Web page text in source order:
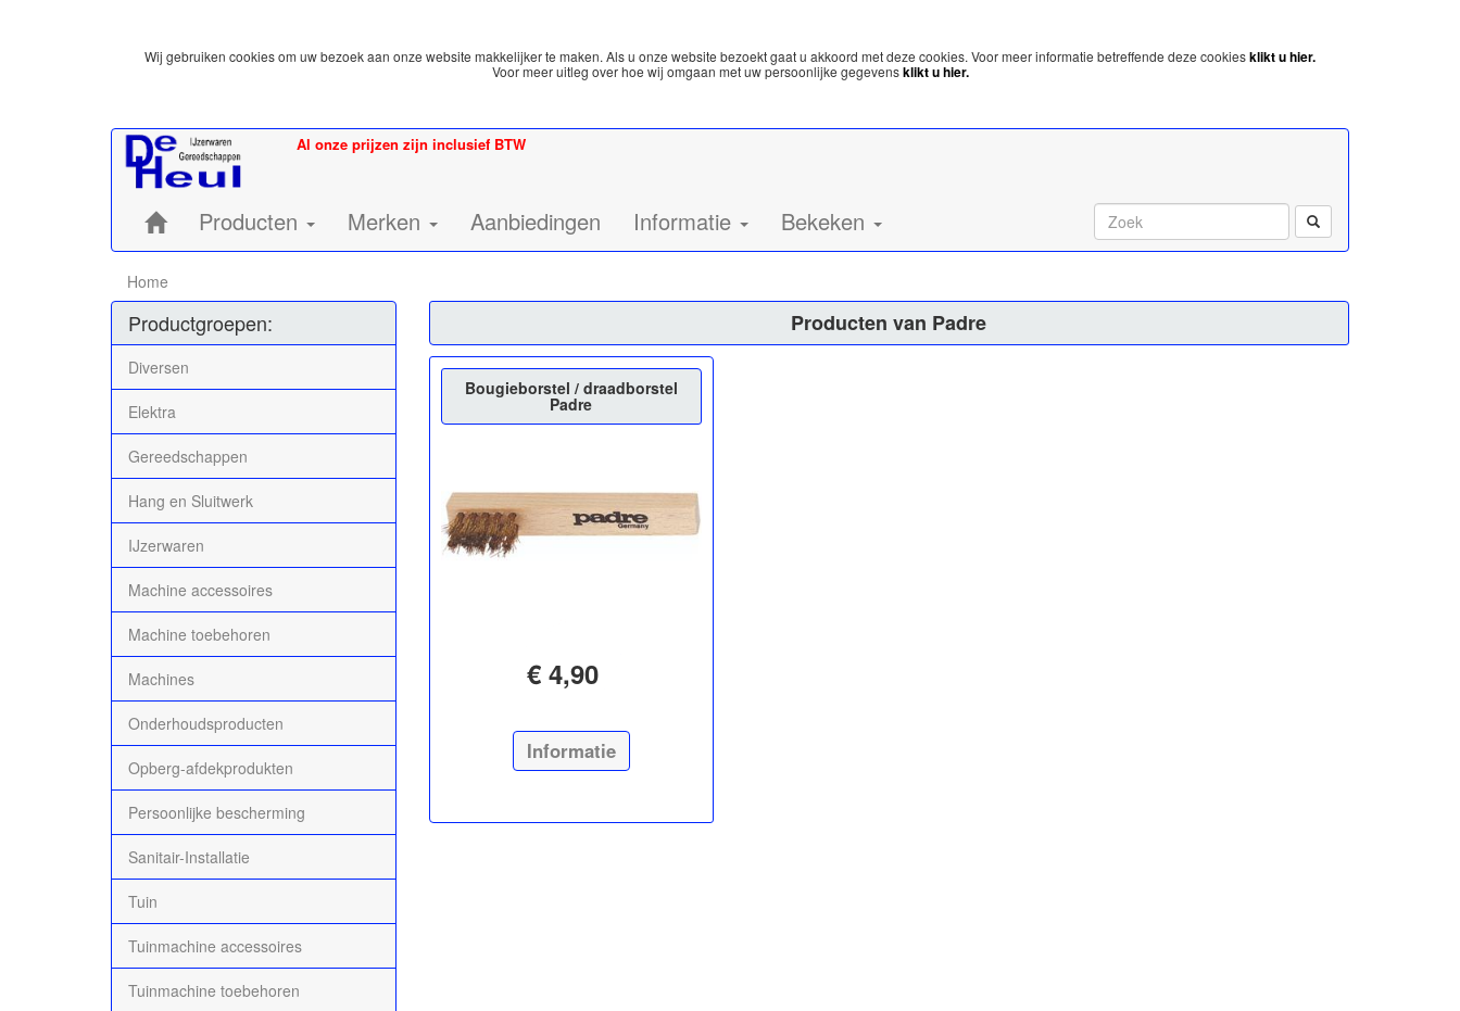
Wij gebruiken cookies om uw bezoek aan onze website makkelijker te maken. Als u onze website bezoekt gaat u akkoord met deze cookies. Voor meer informatie betreffende deze cookiesklikt u hier.
Voor meer uitleg over hoe wij omgaan met uw persoonlijke gegevensklikt u hier.
Al onze prijzen zijn inclusief BTW
Home:Producten Merken Aanbiedingen Informatie Bekeken
Home
Productgroepen:
Diversen
Elektra
Gereedschappen
Hang en Sluitwerk
IJzerwaren
Machine accessoires
Machine toebehoren
Machines
Onderhoudsproducten
Opberg-afdekprodukten
Persoonlijke bescherming
Sanitair-Installatie
Tuin
Tuinmachine accessoires
Tuinmachine toebehoren
Producten van Padre
Bougieborstel / draadborstel
Padre
€ 4,90
Informatie